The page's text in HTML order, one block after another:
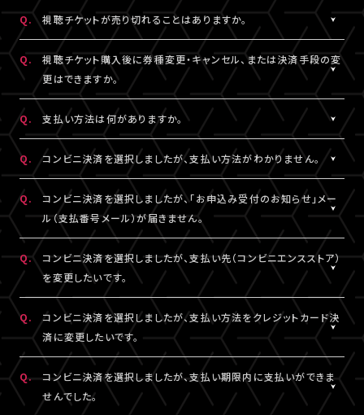
承のうえ、事前にテスト視聴をお試しください。
※テレビでのご視聴中に生じた不具合に関しては、当サービスは
一切の責任を負いかねます。
※テレビ等での視聴をご希望の場合は、サンプル動画視聴ページ
でサンプル動画の映像と音声が正常に再生できることをご確認の
うえ、ご自身の判断で視聴チケットのご購入をご検討ください。
Q. 視聴チケットが売り切れることはありますか。
原則、視聴チケットの売り切れはございません。ただし公演・券種に
よっては枚数に限りがある場合がございます。
詳細はチケット販売ページでご確認ください。
Q.
視聴チケット購入後に券種変更・キャンセル、または決済手段の変
更はできますか。
A.
一度決済を完了された視聴チケットの券種変更・キャンセルは一切
お受けできません。
※クレジットカード決済の場合、即時決済となります。
※コンビニ決済の場合、お支払いがお済みでない場合のみ、券種
変更・キャンセルが可能です。
Q. 支払い方法は何がありますか。
クレジットカード決済、コンビニ決済がご利用いただけます。
決済の明細には「LIVESHIP」と表示されます。
Q. コンビニ決済を選択しましたが、支払い方法がわかりません。
A. コンビニ決済の支払い方法は、下記よりご確認ください。
■コンビニ決済支払い方法（手順4以降）
□ローソン・ミニストップ
https://www.sbpayment.jp/support/how_to_pay/cvs/
□ファミリーマート
https://www.sbpayment.jp/support/how_to_pay/cvs/
□セイコーマート
https://www.sbpayment.jp/support/how_to_pay/cvs/
Q.
コンビニ決済を選択しましたが、「お申込み受付のお知らせ」メー
ル（支払番号メール）が届きません。
A.
コンビニ決済を選択された場合、「お申込み受付のお知らせ」メー
ル（支払番号メール）は、視聴チケット販売ページでご入力いただ
いたA!-ID（メールアドレス）宛に【@liveship.tokyo】ドメインから
配信しております。
“迷惑メール”として自動振り分け・受信拒否されていないかご確
認ください。
支払番号は、「マイページ」内「チケット購入情報」にも記載されて
おりますので、メールが未着の場合は上記をご確認のうえ、期限内
Q.
コンビニ決済を選択しましたが、支払い先（コンビニエンスストア）
を変更したいです。
コンビニ決済の支払先（コンビニエンスストア）を変更する場合は、
「マイページ」内「チケット購入情報」より、支払先を変更したいチケ
ットを選択。
「支払い方法・コンビニの変更」から、「コンビニ決済をキャンセル」
を押してください。
コンビニ決済のキャンセル後、再度「マイページ」内「チケット購入
Q.
コンビニ決済を選択しましたが、支払い方法をクレジットカード決
済に変更したいです。
A.
コンビニ決済未入金の場合は、支払い方法をクレジットカード決済
に変更していただけます。
「マイページ」内「チケット購入情報」より、支払方法を変更したいチ
Q.
コンビニ決済を選択しましたが、支払い期限内に支払いができま
せんでした。